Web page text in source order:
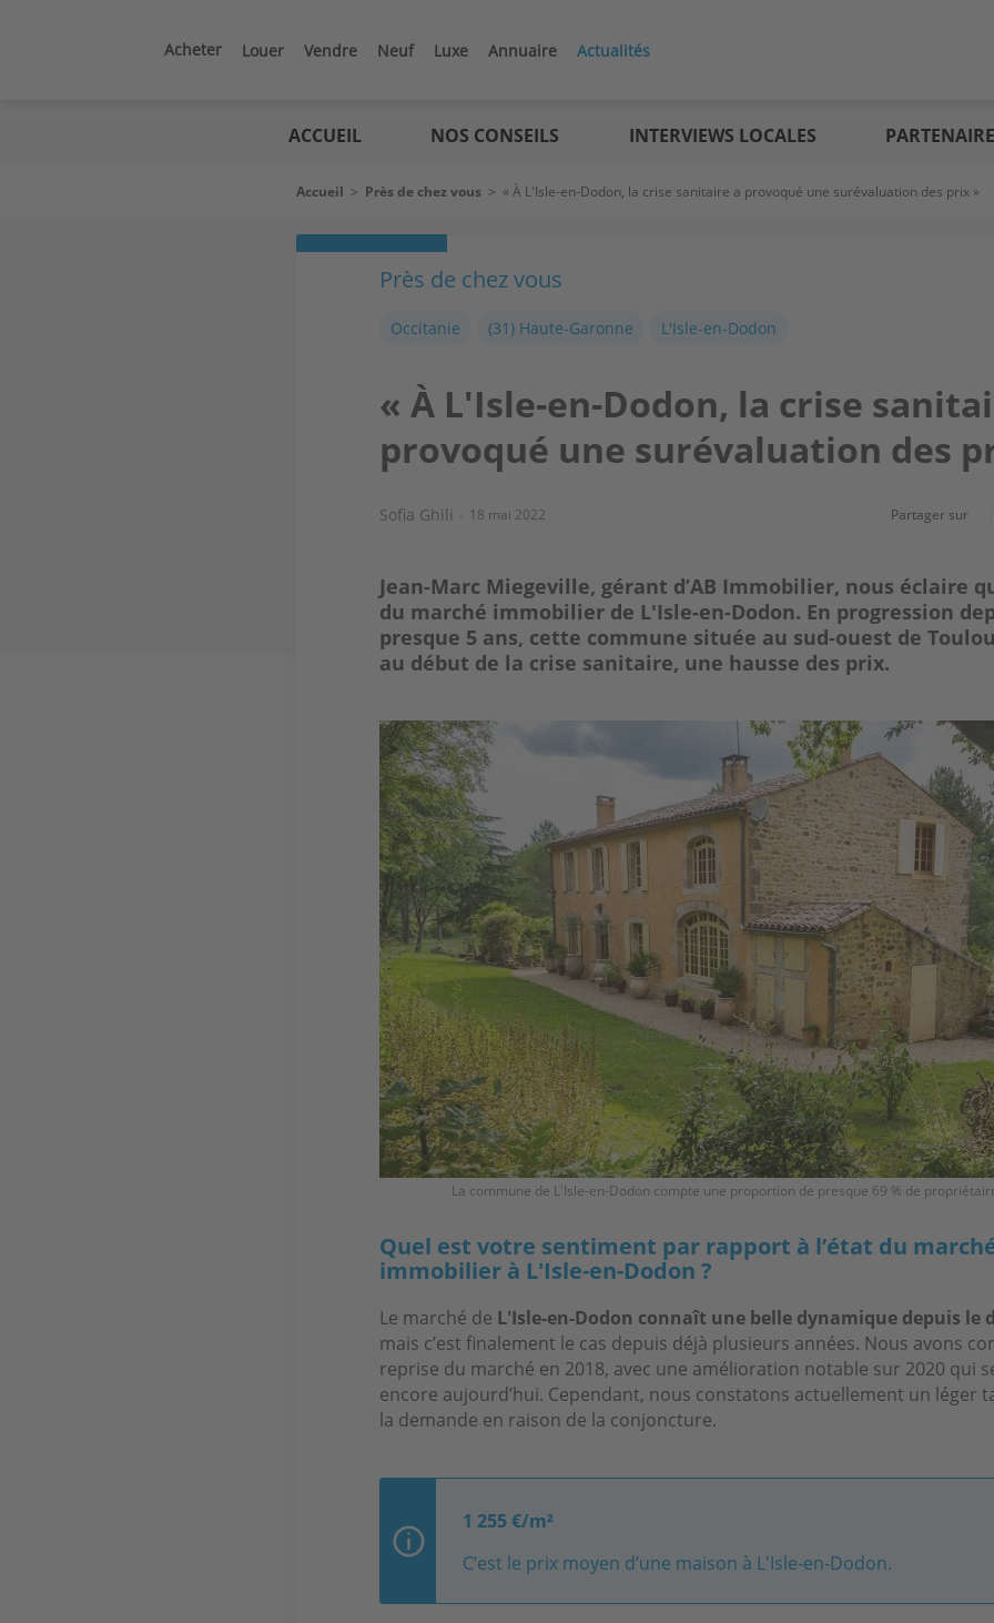
Acheter Louer Vendre Neuf Luxe Annuaire Actualités
ACCUEIL NOS CONSEILS INTERVIEWS LOCALES
Fil
Accueil > Près de chez vous > « À L'Isle-en-Dodon, la crise sanitaire a provoqué une surévaluation des prix »
Près de chez vous
Occitanie (31) Haute-Garonne L'Isle-en-Dodon
« À L'Isle-en-Dodon, la crise
provoqué une surévaluation des
Sofia Ghili 18 mai 2022 Partager sur
Jean-Marc Miegeville, gérant d’AB Immobilier, nous éclaire
du marché immobilier de L'Isle-en-Dodon. En progression
presque 5 ans, cette commune située au sud-ouest de
au début de la crise sanitaire, une hausse des prix.
Image
La commune de L'Isle-en-Dodon compte une proportion de presque 69 % de
Quel est votre sentiment par rapport à l’état du
immobilier à L'Isle-en-Dodon ?
Le marché de L'Isle-en-Dodon connaît une belle dynamique depuis le
mais c’est finalement le cas depuis déjà plusieurs années. Nous avons
reprise du marché en 2018, avec une amélioration notable sur 2020 qui
encore aujourd’hui. Cependant, nous constatons actuellement un léger
la demande en raison de la conjoncture.
1 255 €/m²
C’est le prix moyen d’une maison à L'Isle-en-Dodon.